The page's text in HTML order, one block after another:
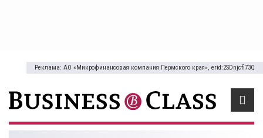
Реклама: АО «Микрофинансовая компания Пермского края», erid:2SDnjcfi73Q